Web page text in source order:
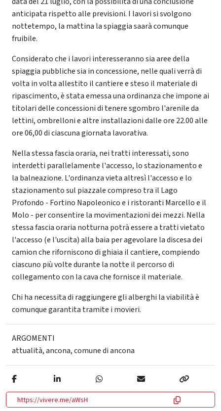
anticipata rispetto alle previsioni. I lavori si svolgono
nottetempo, la mattina la spiaggia saarà comunque
fruibile.
Considerato che i lavori interesseranno sia aree della
spiaggia pubbliche sia in concessione, nelle quali verrà di
volta in volta allestito il cantiere e steso il materiale di
ripascimento, è stata emessa una ordinanza che impone ai
titolari delle concessioni di tenere sgombro l'arenile da
lettini, ombrelloni e altre installazioni dalle ore 22.00 alle
ore 06,00 di ciascuna giornata lavorativa.
Nella stessa fascia oraria, nei tratti interessati, sono
interdetti parallelamente l'accesso, lo stazionamento e
la balneazione. L'ordinanza vieta altresì l'accesso e lo
stazionamento sul piazzale compreso tra il Lago
Profondo - Fortino Napoleonico e i ristoranti Marcello e il
Molo - per consentire la movimentazioni dei mezzi. Nella
stessa fascia oraria notturna potrà essere a tratti vietato
l'accesso (e l'uscita) alla baia per agevolare la discesa dei
camion che riforniscono di ghiaia il cantiere, compiendo
ciascuno più volte durante la notte il percorso di
collegamento con la cava che fornisce il materiale.
Chi ha necessita di raggiungere gli alberghi la viabilità è
comunque garantita tramite i movieri.
ARGOMENTI
attualità,ancona,comune di ancona
https://vivere.me/aWsH